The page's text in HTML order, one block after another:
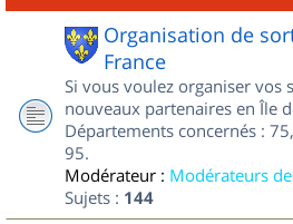
Organisation de
France
Si vous voulez organiser vos
nouveaux partenaires en Île
Départements concernés :
95.
Modérateur : Modérateurs
Sujets : 144